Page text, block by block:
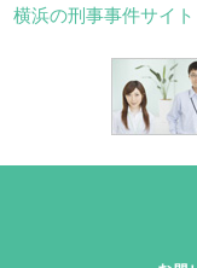
横浜の刑事事件サイト